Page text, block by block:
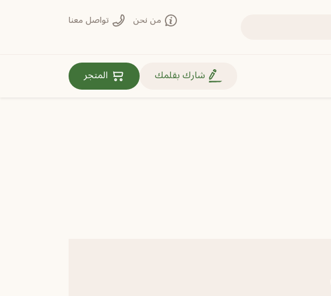
من نحن تواصل معنا
روابط مهمة
شارك بقلمك المتجر